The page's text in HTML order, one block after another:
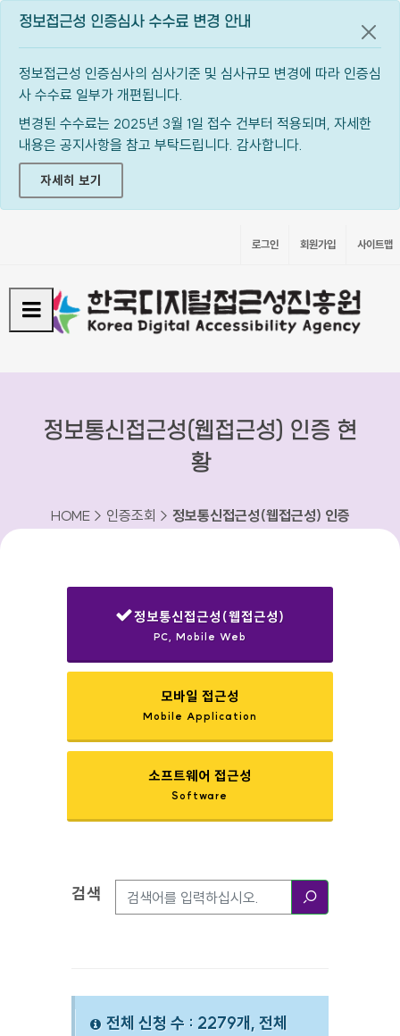
정보접근성 인증심사 수수료 변경 안내
정보접근성 인증심사의 심사기준 및 심사규모 변경에 따라 인증심
사 수수료 일부가 개편됩니다.
변경된 수수료는 2025년 3월 1일 접수 건부터 적용되며, 자세한
내용은 공지사항을 참고 부탁드립니다. 감사합니다.
자세히 보기
공지
로그인 회원가입 사이트맵
정보통신접근성(웹접근성) 인증 현
황
HOME > 인증조회 > 정보통신접근성(웹접근성) 인증
정보통신접근성(웹접근성)
PC, Mobile Web
모바일 접근성
Mobile Application
소프트웨어 접근성
Software
검색옵션
검색
전체 신청 수 : 2279개, 전체